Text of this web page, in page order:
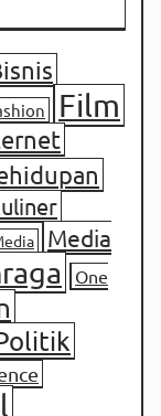
Film
Media
One